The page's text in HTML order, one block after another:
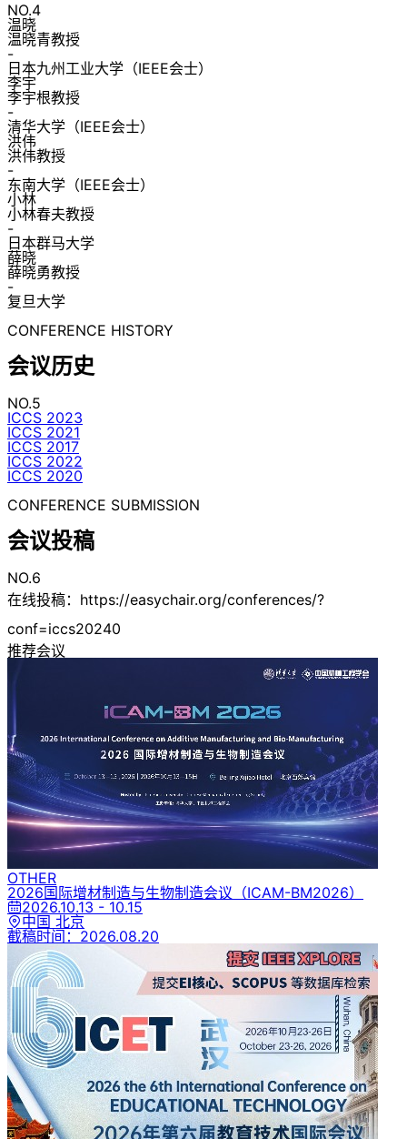
NO.4
温晓
温晓青教授
-
日本九州工业大学（IEEE会士）
李宇
李宇根教授
-
清华大学（IEEE会士）
洪伟
洪伟教授
-
东南大学（IEEE会士）
小林
小林春夫教授
-
日本群马大学
薛晓
薛晓勇教授
-
复旦大学
CONFERENCE HISTORY
会议历史
NO.5
ICCS 2023
ICCS 2021
ICCS 2017
ICCS 2022
ICCS 2020
CONFERENCE SUBMISSION
会议投稿
NO.6
在线投稿：https://easychair.org/conferences/?
conf=iccs20240
推荐会议
OTHER
2026国际增材制造与生物制造会议 （ICAM-BM2026）
2026.10.13 - 10.15
中国 北京
截稿时间： 2026.08.20